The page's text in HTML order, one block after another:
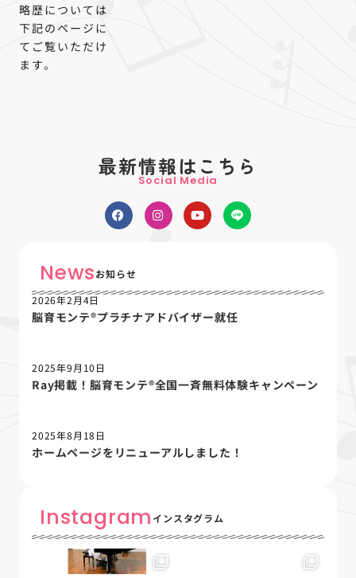
略歴については
下記のページに
てご覧いただけ
ます。
最新情報はこちら
Social Media
Newsお知らせ
2026年2月4日
脳育モンテ®プラチナアドバイザー就任
2025年9月10日
Ray掲載！脳育モンテ®全国一斉無料体験キャンペーン
2025年8月18日
ホームページをリニューアルしました！
Instagram インスタグラム